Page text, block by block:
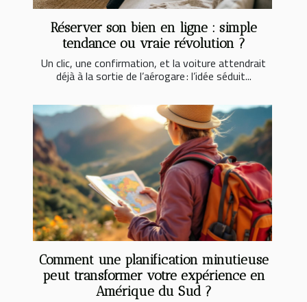
Réserver son bien en ligne : simple
tendance ou vraie révolution ?
Un clic, une confirmation, et la voiture attendrait
déjà à la sortie de l’aérogare : l’idée séduit...
Comment une planification minutieuse
peut transformer votre expérience en
Amérique du Sud ?